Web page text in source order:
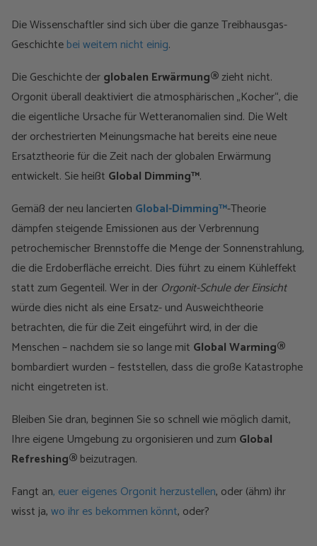
Die Wissenschaftler sind sich über die ganze Treibhausgas-
Geschichtebei weitem nicht einig.
Die Geschichte derglobalen Erwärmung®zieht nicht.
Orgonit überall deaktiviert die atmosphärischen „Kocher“, die
die eigentliche Ursache für Wetteranomalien sind. Die Welt
der orchestrierten Meinungsmache hat bereits eine neue
Ersatztheorie für die Zeit nach der globalen Erwärmung
entwickelt. Sie heißt Global Dimming™.
Gemäß der neu lancierten Global-Dimming™-Theorie
dämpfen steigende Emissionen aus der Verbrennung
petrochemischer Brennstoffe die Menge der Sonnenstrahlung,
die die Erdoberfläche erreicht. Dies führt zu einem Kühleffekt
statt zum Gegenteil. Wer in der Orgonit-Schule der Einsicht
würde dies nicht als eine Ersatz- und Ausweichtheorie
betrachten, die für die Zeit eingeführt wird, in der die
Menschen – nachdem sie so lange mit Global Warming®
bombardiert wurden – feststellen, dass die große Katastrophe
nicht eingetreten ist.
Bleiben Sie dran, beginnen Sie so schnell wie möglich damit,
Ihre eigene Umgebung zu orgonisieren und zum Global
Refreshing®beizutragen.
Fangt an, euer eigenes Orgonit herzustellen, oder (ähm) ihr
wisst ja,wo ihr es bekommen könnt, oder?